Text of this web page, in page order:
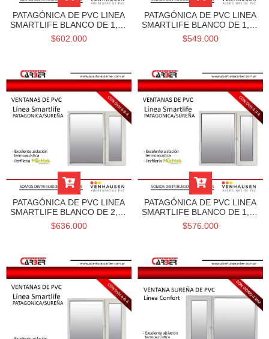
PATAGÓNICA DE PVC LINEA
SMARTLIFE BLANCO DE 1,50
X 1,10 DVH Y
CONTRAMARCOS -
$602.000
PATAGÓNICA DE PVC LINEA
SMARTLIFE BLANCO DE 1,20
X 1,10 DVH Y
CONTRAMARCOS -
$549.000
PATAGÓNICA DE PVC LINEA
SMARTLIFE BLANCO DE 2,20
X 0,90 DVH Y
CONTRAMARCOS -
$636.000
PATAGÓNICA DE PVC LINEA
SMARTLIFE BLANCO DE 1,80
X 0,90 DVH Y
CONTRAMARCOS -
$576.000